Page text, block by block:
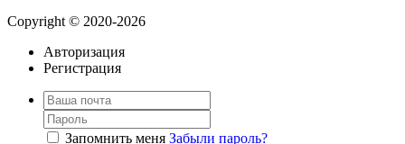
Copyright © 2020-2026
Авторизация
Регистрация
Запомнить меня Забыли пароль?